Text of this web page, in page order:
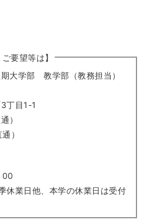
要望等は】
大学部 教学部（教務担当）
丁目1-1
）
）
00
休業日他、本学の休業日は受付